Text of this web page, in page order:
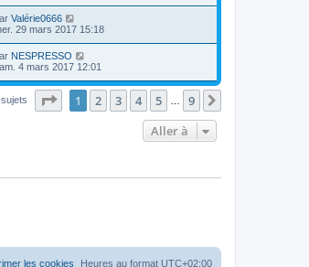
Valérie0666
29 mars 2017 15:18
NESPRESSO
4 mars 2017 12:01
Page sur9
1 2 3 4 5 9
Aller à
Heures au format UTC+02:00
les cookies